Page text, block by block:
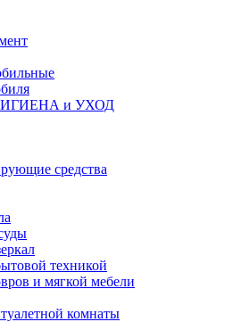
и УХОД
средства
техникой
и мягкой мебели
комнаты